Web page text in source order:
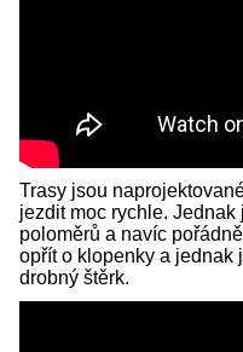
Trasy jsou
jezdit moc rychle.
poloměrů a navíc
opřít o klopenky a jednak
drobný štěrk.